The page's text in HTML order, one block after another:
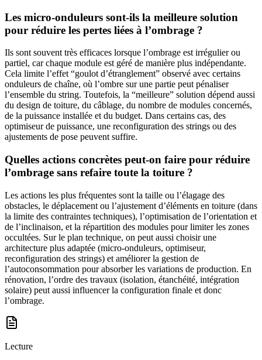
Les micro-onduleurs sont-ils la meilleure solution
pour réduire les pertes liées à l’ombrage ?
Ils sont souvent très efficaces lorsque l’ombrage est irrégulier ou
partiel, car chaque module est géré de manière plus indépendante.
Cela limite l’effet “goulot d’étranglement” observé avec certains
onduleurs de chaîne, où l’ombre sur une partie peut pénaliser
l’ensemble du string. Toutefois, la “meilleure” solution dépend aussi
du design de toiture, du câblage, du nombre de modules concernés,
de la puissance installée et du budget. Dans certains cas, des
optimiseur de puissance, une reconfiguration des strings ou des
ajustements de pose peuvent suffire.
Quelles actions concrètes peut-on faire pour réduire
l’ombrage sans refaire toute la toiture ?
Les actions les plus fréquentes sont la taille ou l’élagage des
obstacles, le déplacement ou l’ajustement d’éléments en toiture (dans
la limite des contraintes techniques), l’optimisation de l’orientation et
de l’inclinaison, et la répartition des modules pour limiter les zones
occultées. Sur le plan technique, on peut aussi choisir une
architecture plus adaptée (micro-onduleurs, optimiseur,
reconfiguration des strings) et améliorer la gestion de
l’autoconsommation pour absorber les variations de production. En
rénovation, l’ordre des travaux (isolation, étanchéité, intégration
solaire) peut aussi influencer la configuration finale et donc
l’ombrage.
Lecture